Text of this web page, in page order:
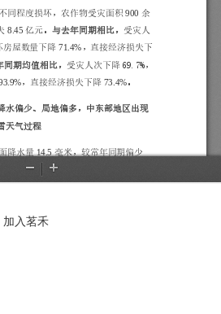
加入茗禾